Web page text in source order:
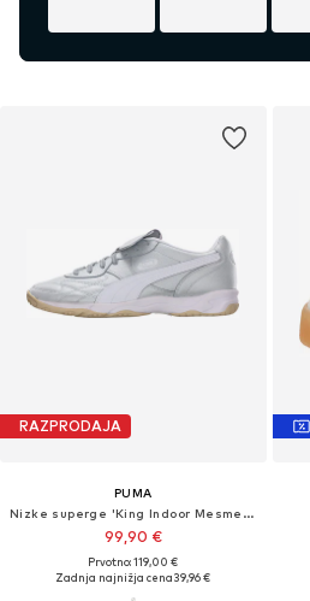
RAZPRODAJA
PUMA
Nizke superge 'King Indoor Mesmerize'
99,90 €
Prvotno: 119,00 €
Zadnja najnižja cena39,96 €